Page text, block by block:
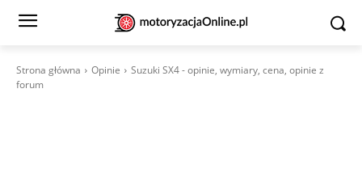
Strona główna Opinie
Suzuki SX4 - opinie, wymiary, cena, opinie z
forum